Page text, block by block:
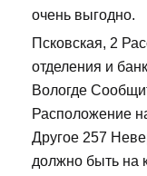
очень выгодно.
Псковская, 2
отделения и
Вологде
Расположение
Другое 257
должно быть на